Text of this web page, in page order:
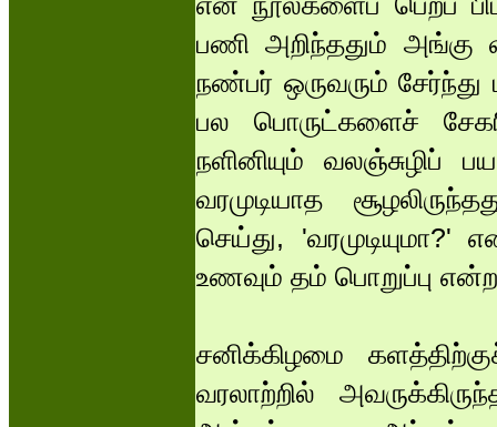
பணி அறிந்ததும் அங்கு
நண்பர் ஒருவரும்
பல பொருட்களைச்
நளினியும்
வரமுடியாத
செய்து,
உணவும் தம் பொறுப்பு
சனிக்கிழமை
வரலாற்றில்